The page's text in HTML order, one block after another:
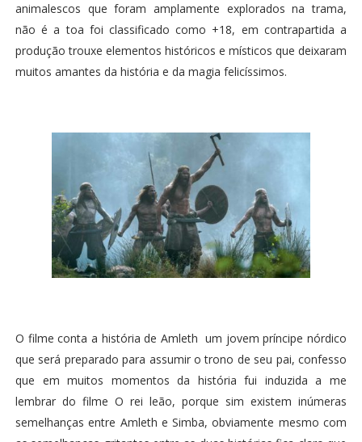
animalescos que foram amplamente explorados na trama,
não é a toa foi classificado como +18, em contrapartida a
produção trouxe elementos históricos e místicos que deixaram
muitos amantes da história e da magia felicíssimos.
O filme conta a história de Amleth um jovem príncipe nórdico
que será preparado para assumir o trono de seu pai, confesso
que em muitos momentos da história fui induzida a me
lembrar do filme O rei leão, porque sim existem inúmeras
semelhanças entre Amleth e Simba, obviamente mesmo com